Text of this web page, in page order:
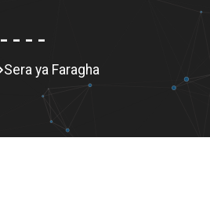
- - - -
Sera ya Faragha